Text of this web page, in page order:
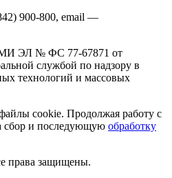
900-800, email —
ЭЛ № ФС 77-67871 от
службой по надзору в
технологий и массовых
cookie. Продолжая работу с
сбор и последующую обработку
права защищены.